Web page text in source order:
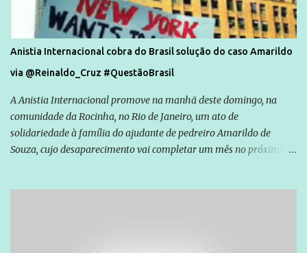
Anistia Internacional cobra do Brasil solução do caso Amarildo
via @Reinaldo_Cruz #QuestãoBrasil
A Anistia Internacional promove na manhã deste domingo, na
comunidade da Rocinha, no Rio de Janeiro, um ato de
solidariedade à família do ajudante de pedreiro Amarildo de
Souza, cujo desaparecimento vai completar um mês no próximo